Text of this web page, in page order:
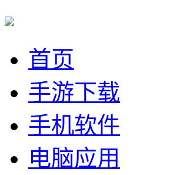
首页
手游下载
手机软件
电脑应用